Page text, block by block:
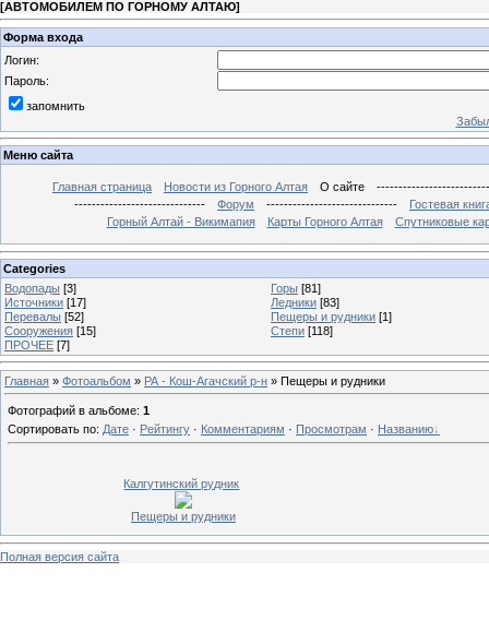
[АВТОМОБИЛЕМ ПО ГОРНОМУ АЛТАЮ]
Форма входа
Логин:
Пароль:
запомнить
Меню сайта
Главная страница Новости из Горного Алтая О сайте
------------------------------
Форум ------------------------------
Гостевая
Горный Алтай - Викимапия
Карты Горного Алтая Спутниковые
Categories
Водопады [3] Горы [81]
Источники [17] Ледники [83]
Перевалы [52] Пещеры и рудники [1]
Сооружения [15] Степи [118]
ПРОЧЕЕ [7]
Главная » Фотоальбом » РА - Кош-Агачский р-н » Пещеры и рудники
Фотографий в альбоме: 1
Сортировать по: Дате · Рейтингу · Комментариям · Просмотрам · Названию
Калгутинский рудник
Пещеры и рудники
Полная версия сайта